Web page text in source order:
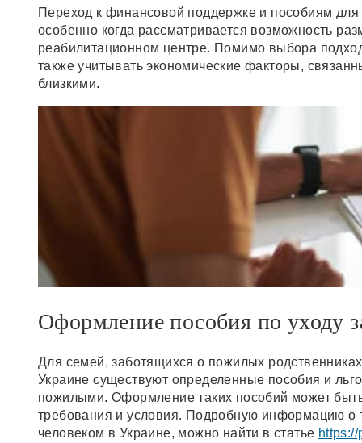
Переход к финансовой поддержке и пособиям
особенно когда рассматривается возможность
реабилитационном центре. Помимо выбора
также учитывать экономические факторы,
близкими.
Оформление пособия по уходу
Для семей, заботящихся о пожилых
Украине существуют определенные пособия и
пожилыми. Оформление таких пособий может
требования и условия. Подробную информацию о
человеком в Украине, можно найти в статье